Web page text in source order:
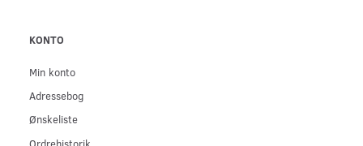
KONTO
Min konto
Adressebog
Ønskeliste
Ordrehistorik